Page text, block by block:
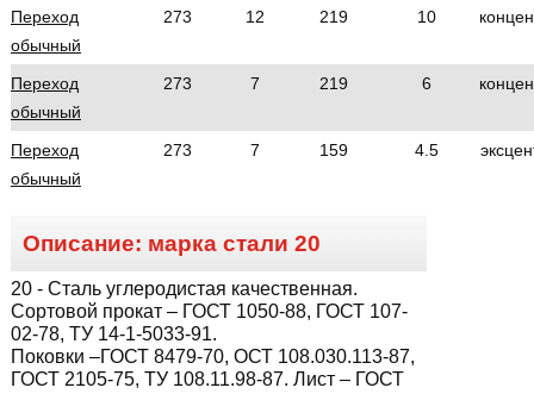
Переход
обычный
273 12 219 10
Переход
обычный
273 7 219 6
Переход
обычный
273 7 159 4.5
Описание: марка стали 20
20 - Сталь углеродистая качественная.
Сортовой прокат – ГОСТ 1050-88, ГОСТ 107-
02-78, ТУ 14-1-5033-91.
Поковки –ГОСТ 8479-70, ОСТ 108.030.113-87,
ГОСТ 2105-75, ТУ 108.11.98-87. Лист – ГОСТ